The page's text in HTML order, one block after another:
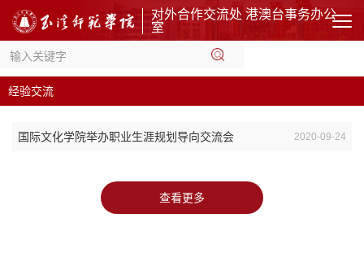
对外合作交流处 港澳台事务办公
室
经验交流
2020-09-24
国际文化学院举办职业生涯规划导向交流会
查看更多